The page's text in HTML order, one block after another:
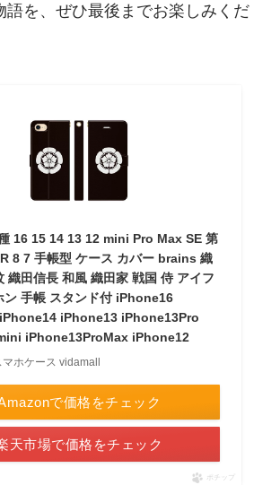
語を、ぜひ最後までお楽しみくだ
16 15 14 13 12 mini Pro Max SE 第
8 7 手帳型 ケース カバー brains 織
織田信長 和風 織田家 戦国 侍 アイフ
ン 手帳 スタンド付 iPhone16
iPhone13 iPhone13Pro
iPhone13ProMax iPhone12
ホケース vidamall
で価格をチェック
天市場で価格をチェック
ポチップ